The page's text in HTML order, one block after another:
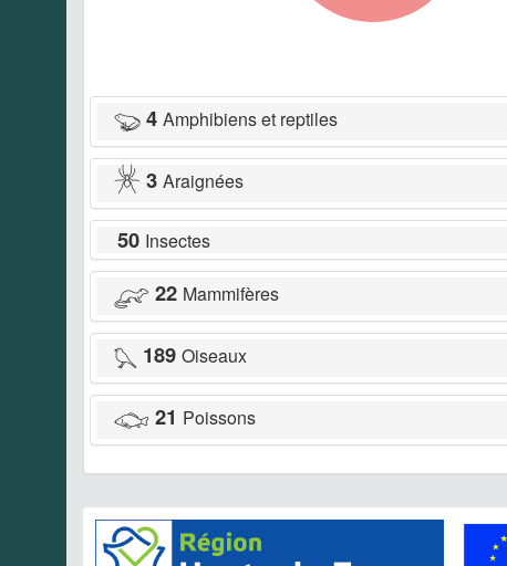
4 Amphibiens et reptiles
3 Araignées
50 Insectes
22 Mammifères
189 Oiseaux
21 Poissons